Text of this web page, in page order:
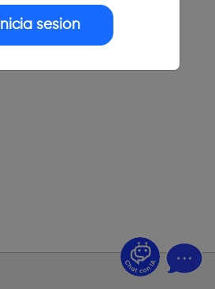
Inicia sesión